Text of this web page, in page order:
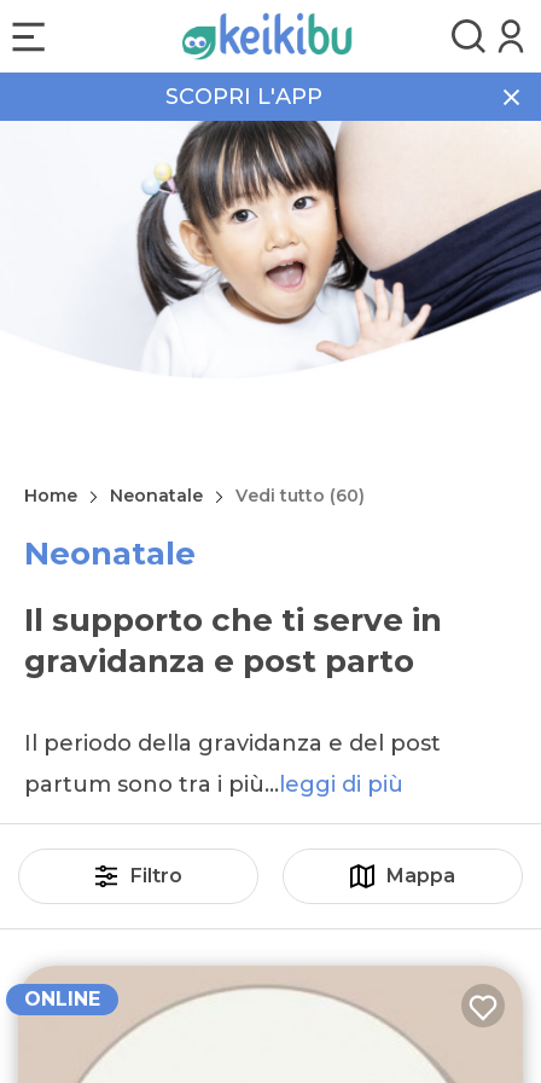
SCOPRI L'APP
Home Neonatale Vedi tutto (60)
Neonatale
Il supporto che ti serve in
gravidanza e post parto
Il periodo della gravidanza e del post
partum sono tra i più… leggi di più
Filtro Mappa
ONLINE